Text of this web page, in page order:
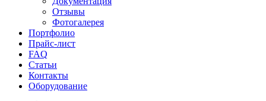
Отзывы
Фотогалерея
Портфолио
Прайс-лист
FAQ
Статьи
Контакты
Оборудование